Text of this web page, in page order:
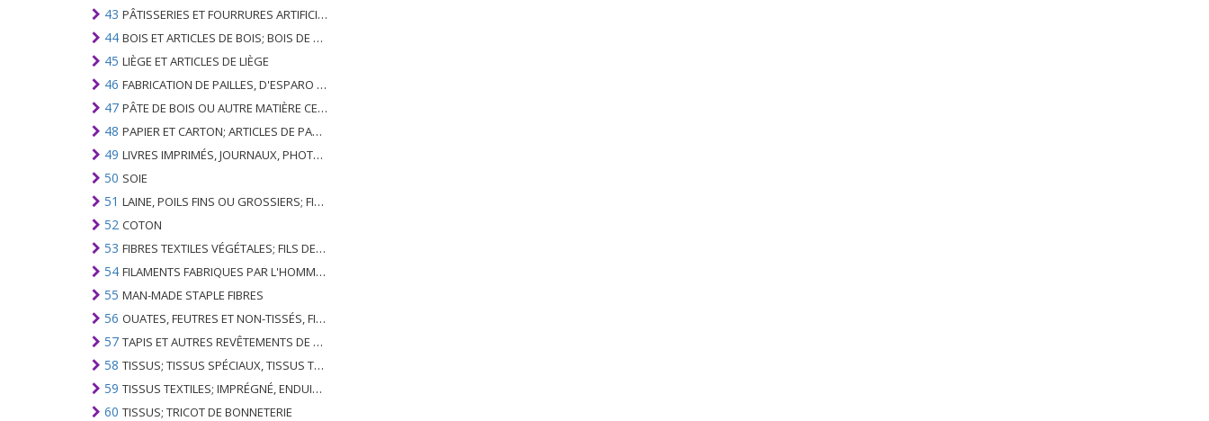
43 PÂTISSERIES ET FOURRURES ARTIFICIELLES; FABRICATION DE CELLES-CI
44 BOIS ET ARTICLES DE BOIS; BOIS DE CHARBON
45 LIÈGE ET ARTICLES DE LIÈGE
46 FABRICATION DE PAILLES, D'ESPARO OU D'AUTRES MATÉRIAUX DE COULÉE; BASKETWARE ET WICKERWORK
47 PÂTE DE BOIS OU AUTRE MATIÈRE CELLULOSIQUE FIBREUSE; PAPIER OU CARTON RÉCUPÉRÉ (DÉCHETS ET DÉCHETS)
48 PAPIER ET CARTON; ARTICLES DE PATE A PAPIER, DE PAPIER OU DE CARTON
49 LIVRES IMPRIMÉS, JOURNAUX, PHOTOS ET AUTRES PRODUITS DE L'INDUSTRIE DE L'IMPRIMERIE; MANUSCRITS, TYPESCRIPTS ET PLANS
50 SOIE
51 LAINE, POILS FINS OU GROSSIERS; FIL DE CHEVAL ET TISSU TISSÉ
52 COTON
53 FIBRES TEXTILES VÉGÉTALES; FILS DE PAPIER ET TISSUS DE FILS DE PAPIER
54 FILAMENTS FABRIQUES PAR L'HOMME; BANDES ET SIMILAIRES DE MATIERES TEXTILES SYNTHETIQUES
55 MAN-MADE STAPLE FIBRES
56 OUATES, FEUTRES ET NON-TISSÉS, FILS SPÉCIAUX; FICELLES, CORDES, CORDES, CÂBLES ET ARTICLES ASSOCIÉS
57 TAPIS ET AUTRES REVÊTEMENTS DE SOLS TEXTILES
58 TISSUS; TISSUS SPÉCIAUX, TISSUS TEXTILES TUFTED, DENTELLE, TAPISSERIES, GARNITURES, BRODERIES
59 TISSUS TEXTILES; IMPRÉGNÉ, ENDUIT, COUVERT OU LAMINÉ; ARTICLES TEXTILES D'UN TYPE ADAPTÉ À L'USAGE INDUSTRIEL
60 TISSUS; TRICOT DE BONNETERIE